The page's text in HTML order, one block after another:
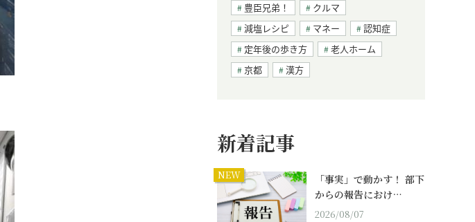
豊臣兄弟！
クルマ
減塩レシピ
マネー
認知症
定年後の歩き方
老人ホーム
京都
漢方
新着記事
NEW
「事実」で動かす！ 部下
からの報告におけ…
2026/08/07